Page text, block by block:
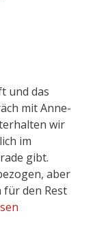
und das
mit Anne-
wir
im
gibt.
aber
für den Rest